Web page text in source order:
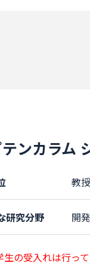
ンカラム
教授
研究分野 開
の受入れは行って